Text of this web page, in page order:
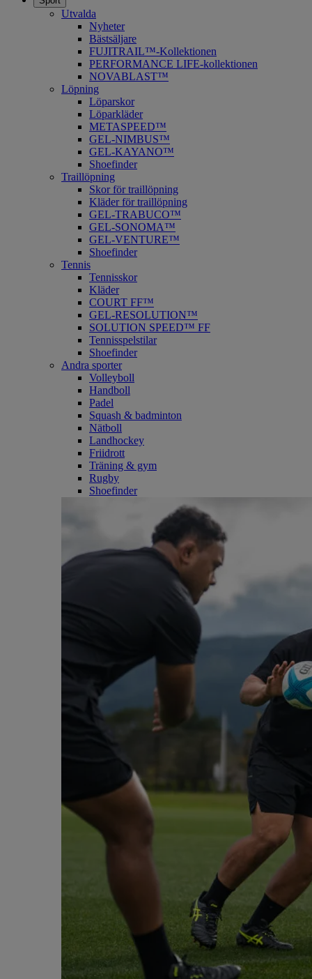
Utvalda
Nyheter
Bästsäljare
FUJITRAIL™-Kollektionen
PERFORMANCE LIFE-kollektionen
NOVABLAST™
Löpning
Löparskor
Löparkläder
METASPEED™
​GEL-NIMBUS™
GEL-KAYANO™
Shoefinder
Traillöpning
Skor för traillöpning
Kläder för traillöpning
GEL-TRABUCO™
GEL-SONOMA™
GEL-VENTURE™
Shoefinder
Tennis
Tennisskor
Kläder
COURT FF™
GEL-RESOLUTION™
SOLUTION SPEED™ FF
Tennisspelstilar
Shoefinder
Andra sporter
Volleyboll
Handboll
Padel
Squash & badminton
Nätboll
Landhockey
Friidrott
Träning & gym
Rugby
Shoefinder